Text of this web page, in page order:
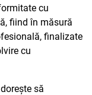
cu
fiind în măsură
finalizate
cu
să